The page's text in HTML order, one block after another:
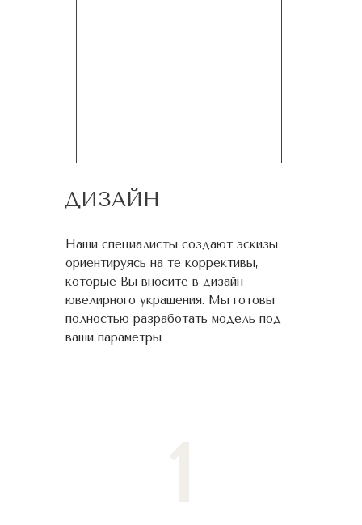
ДИЗАЙН
Наши специалисты создают эскизы
ориентируясь на те коррективы,
которые Вы вносите в дизайн
ювелирного украшения. Мы готовы
полностью разработать модель под
ваши параметры